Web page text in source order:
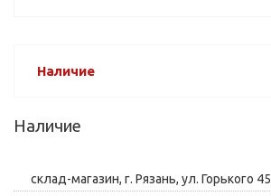
Наличие
Наличие
склад-магазин, г. Рязань, ул. Горького 45